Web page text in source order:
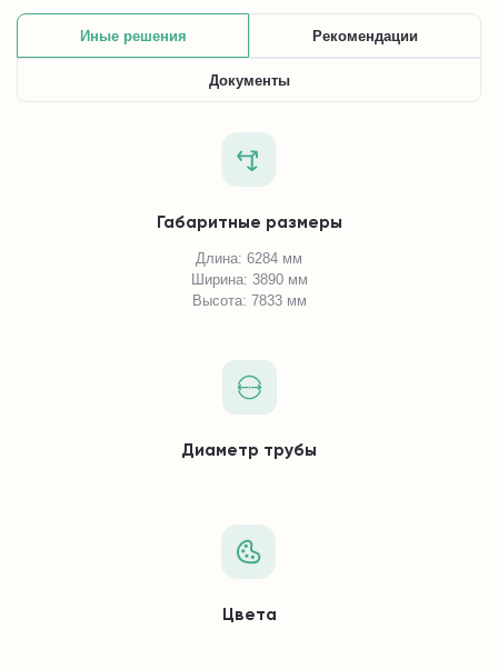
Иные решения Рекомендации
Документы
Габаритные размеры
Длина: 6284 мм
Ширина: 3890 мм
Высота: 7833 мм
Диаметр трубы
Цвета